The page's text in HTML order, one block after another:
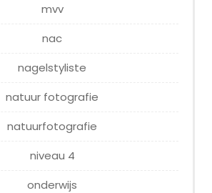
mvv
nac
nagelstyliste
natuur fotografie
natuurfotografie
niveau 4
onderwijs